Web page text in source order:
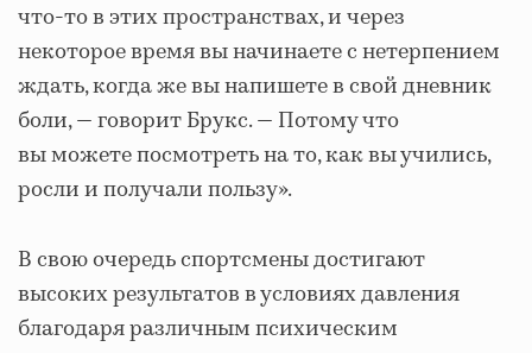
что-то в этих пространствах, и через
некоторое время вы начинаете с нетерпением
ждать, когда же вы напишете в свой дневник
боли, — говорит Брукс. — Потому что
вы можете посмотреть на то, как вы учились,
росли и получали пользу».
В свою очередь спортсмены достигают
высоких результатов в условиях давления
благодаря различным психическим